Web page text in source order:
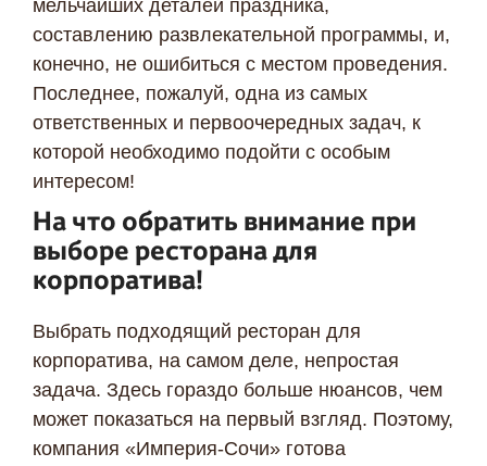
мельчайших деталей праздника,
составлению развлекательной программы, и,
конечно, не ошибиться с местом проведения.
Последнее, пожалуй, одна из самых
ответственных и первоочередных задач, к
которой необходимо подойти с особым
интересом!
На что обратить внимание при
выборе ресторана для
корпоратива!
Выбрать подходящий ресторан для
корпоратива, на самом деле, непростая
задача. Здесь гораздо больше нюансов, чем
может показаться на первый взгляд. Поэтому,
компания «Империя-Сочи» готова